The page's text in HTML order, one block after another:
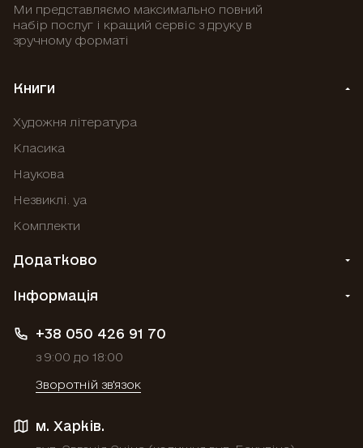
Ми представляємо максимально повний
набір послуг і кращий сервіс з друку в
зручному форматі
Книги
Художня література
Класика
Наукова
Незвиклі. уа
Комплекти
Додатково
Інформація
+38 050 426 91 70
з 9:00 до 18:00
Зворотній зв'язок
м. Харків.